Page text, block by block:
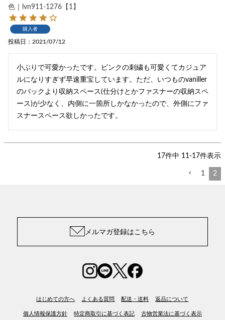
色｜lvn911-1276【1】
購入者
投稿日 2021/07/12
小ぶりで可愛かったです。ピンクの刺繍も可愛くてカジュア
ルになりすぎず早速重宝しています。ただ、いつものvaniller
のバックより収納スペース(仕分けとかファスナーの収納スペ
ース)が少なく、内側に一箇所しかなかったので、外側にファ
スナースペース欲しかったです。
17件中 11 -17件表示
1 2
メルマガ登録はこちら
はじめての方へ よくある質問 配送・送料 返品について
個人情報保護方針 特定商取引に基づく表記 古物営業法に基づく表示